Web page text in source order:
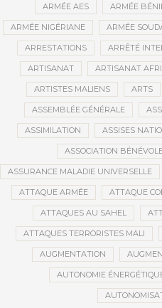
ARMÉE AES ARMÉE
ARMÉE NIGÉRIANE ARMÉE
ARRESTATIONS ARRÊTÉ
ARTISANAT ARTISANAT
ARTISTES MALIENS ARTS
ASSEMBLÉE GÉNÉRALE
ASSIMILATION ASSISES
ASSOCIATION
ASSURANCE MALADIE UNIVERSELLE
ATTAQUE ARMÉE ATTAQUE
ATTAQUES AU SAHEL
ATTAQUES TERRORISTES MALI
AUGMENTATION
AUTONOMIE